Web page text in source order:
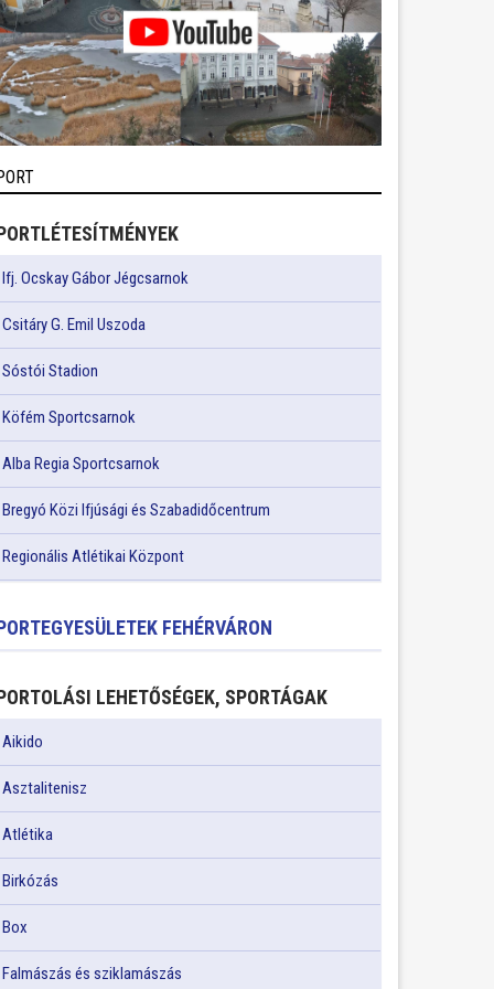
Ifj. Ocskay Gábor Jégcsarnok
Csitáry G. Emil Uszoda
Sóstói Stadion
Köfém Sportcsarnok
Alba Regia Sportcsarnok
Bregyó Közi Ifjúsági és Szabadidőcentrum
Regionális Atlétikai Központ
FEHÉRVÁRON
LEHETŐSÉGEK, SPORTÁGAK
Aikido
Asztalitenisz
Atlétika
Birkózás
Box
Falmászás és sziklamászás